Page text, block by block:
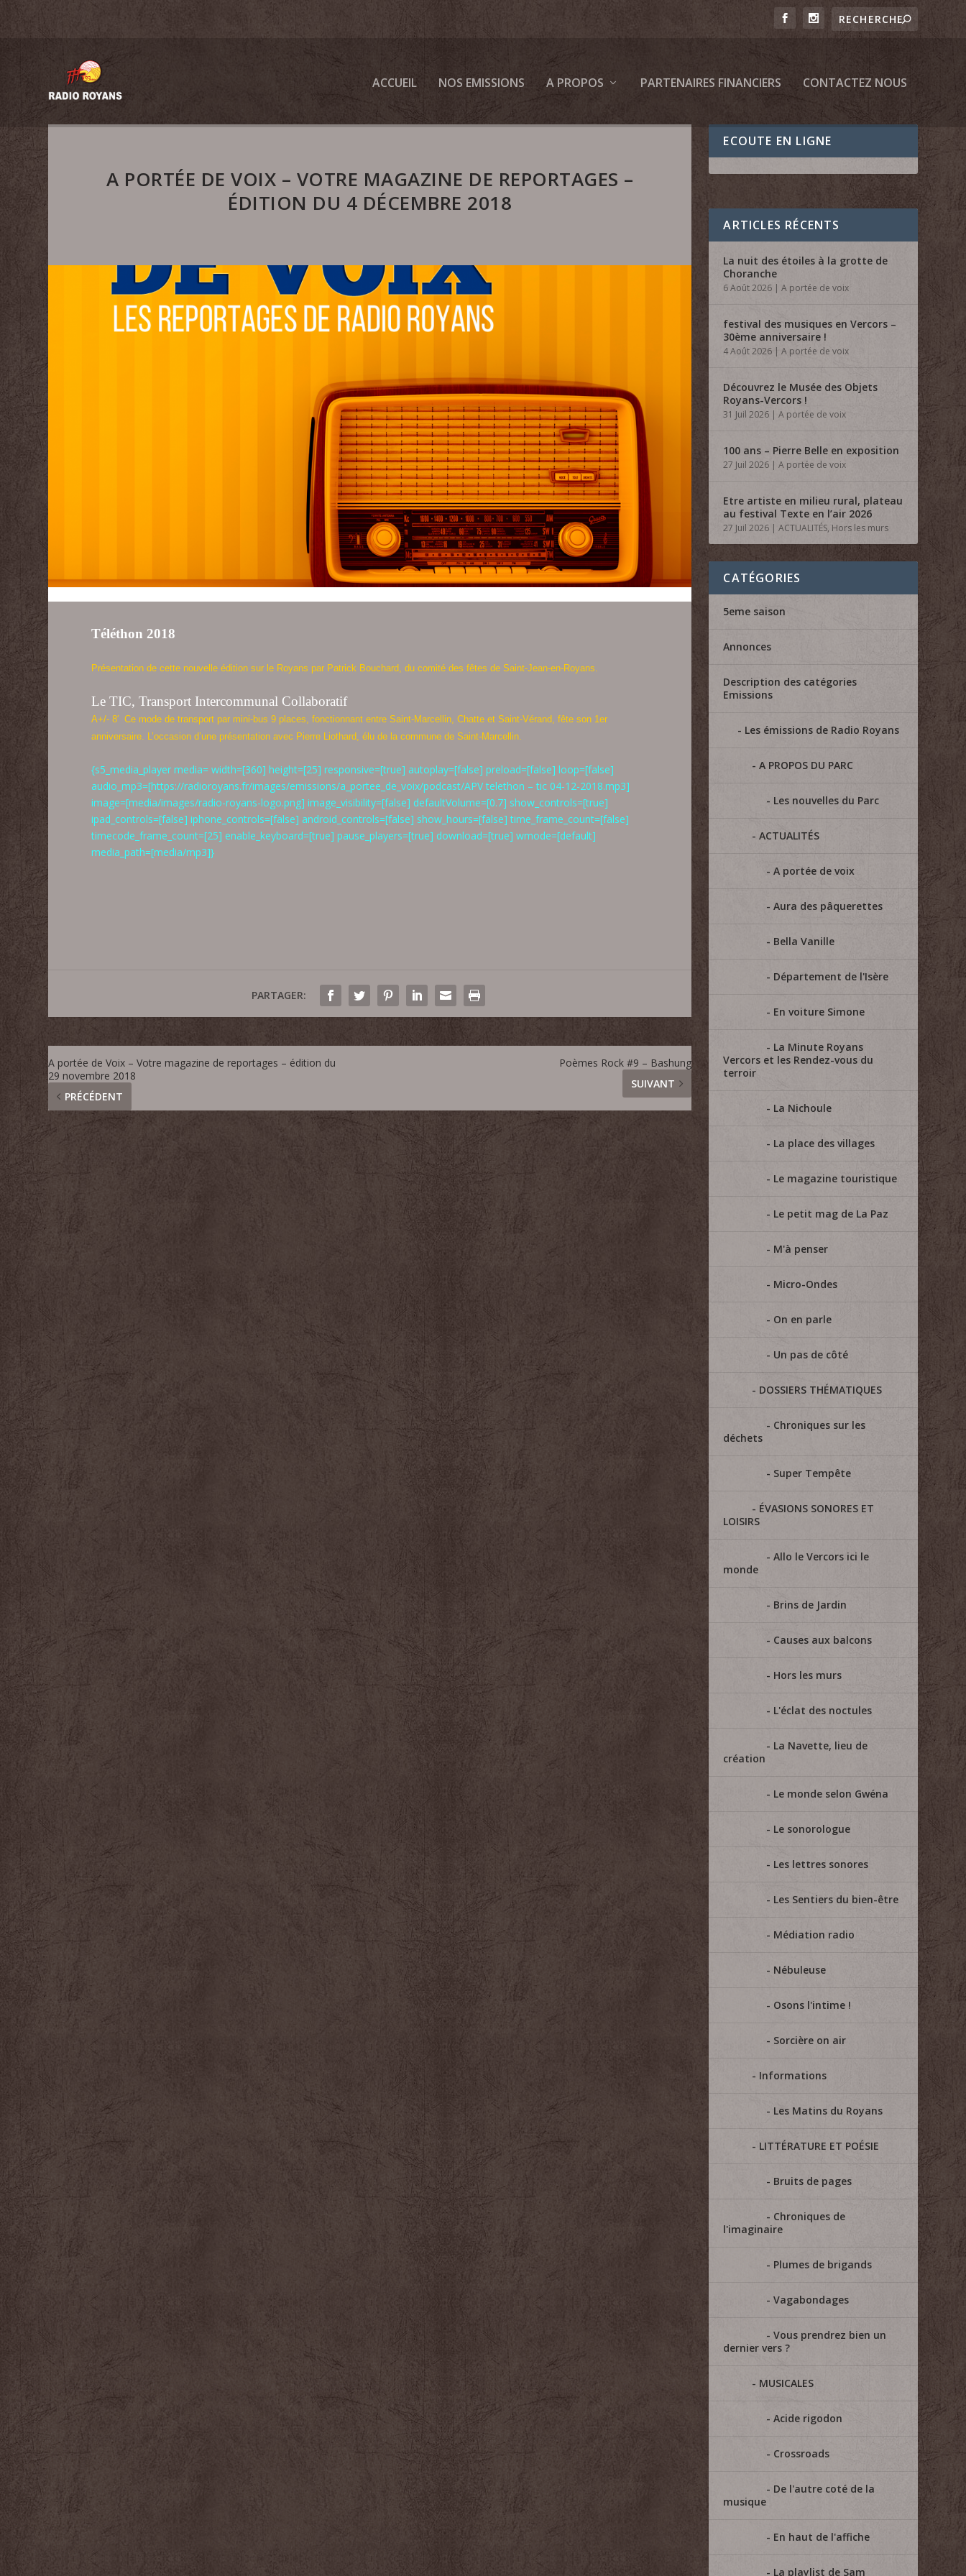
ACCUEIL NOS EMISSIONS A PROPOS PARTENAIRES FINANCIERS CONTACTEZ NOUS
A PORTÉE DE VOIX – VOTRE MAGAZINE DE REPORTAGES –
ÉDITION DU 4 DÉCEMBRE 2018
Téléthon 2018
Présentation de cette nouvelle édition sur le Royans par Patrick Bouchard, du comité des fêtes de Saint-Jean-en-Royans.
Le TIC, Transport Intercommunal Collaboratif
A+/- 8′ Ce mode de transport par mini-bus 9 places, fonctionnant entre Saint-Marcellin, Chatte et Saint-Vérand, fête son 1er
anniversaire. L’occasion d’une présentation avec Pierre Liothard, élu de la commune de Saint-Marcellin.
{s5_media_player media= width=[360] height=[25] responsive=[true] autoplay=[false] preload=[false] loop=[false]
audio_mp3=[https://radioroyans.fr/images/emissions/a_portee_de_voix/podcast/APV telethon – tic 04-12-2018.mp3]
image=[media/images/radio-royans-logo.png] image_visibility=[false] defaultVolume=[0.7] show_controls=[true]
ipad_controls=[false] iphone_controls=[false] android_controls=[false] show_hours=[false] time_frame_count=[false]
timecode_frame_count=[25] enable_keyboard=[true] pause_players=[true] download=[true] wmode=[default]
media_path=[media/mp3]}
PARTAGER:
A portée de Voix – Votre magazine de reportages – édition du
29 novembre 2018
PRÉCÉDENT
Poèmes Rock #9 – Bashung
SUIVANT
ECOUTE EN LIGNE
ARTICLES RÉCENTS
La nuit des étoiles à la grotte de
Choranche
6 Août 2026 |A portée de voix
festival des musiques en Vercors –
30ème anniversaire !
4 Août 2026 |A portée de voix
Découvrez le Musée des Objets
Royans-Vercors !
31 Juil 2026 |A portée de voix
100 ans – Pierre Belle en exposition
27 Juil 2026 |A portée de voix
Etre artiste en milieu rural, plateau
au festival Texte en l’air 2026
27 Juil 2026 |ACTUALITÉS, Hors les murs
CATÉGORIES
5eme saison
Annonces
Description des catégories
Emissions
Les émissions de Radio Royans
A PROPOS DU PARC
Les nouvelles du Parc
ACTUALITÉS
A portée de voix
Aura des pâquerettes
Bella Vanille
Département de l'Isère
En voiture Simone
La Minute Royans
Vercors et les Rendez-vous du
terroir
La Nichoule
La place des villages
Le magazine touristique
Le petit mag de La Paz
M'à penser
Micro-Ondes
On en parle
Un pas de côté
DOSSIERS THÉMATIQUES
Chroniques sur les
déchets
Super Tempête
ÉVASIONS SONORES ET
LOISIRS
Allo le Vercors ici le
monde
Brins de Jardin
Causes aux balcons
Hors les murs
L'éclat des noctules
La Navette, lieu de
création
Le monde selon Gwéna
Le sonorologue
Les lettres sonores
Les Sentiers du bien-être
Médiation radio
Nébuleuse
Osons l'intime !
Sorcière on air
Informations
Les Matins du Royans
LITTÉRATURE ET POÉSIE
Bruits de pages
Chroniques de
l'imaginaire
Plumes de brigands
Vagabondages
Vous prendrez bien un
dernier vers ?
MUSICALES
Acide rigodon
Crossroads
De l'autre coté de la
musique
En haut de l'affiche
La playlist de Sam